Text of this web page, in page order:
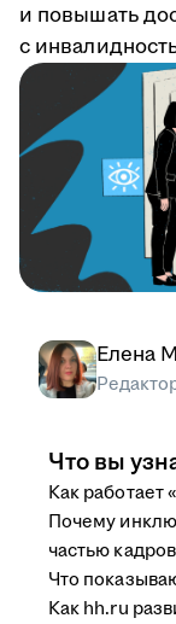
и повышать
с
Елена
Что вы
Как
Почему
частью
Что
Как hh.ru